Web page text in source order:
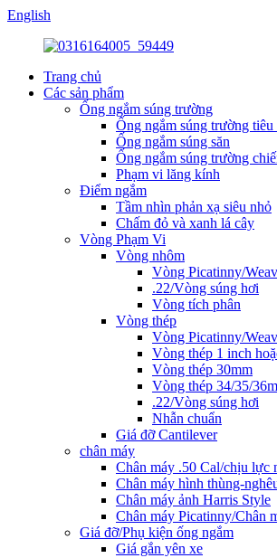
English
Trang chủ
Các sản phẩm
Ống ngắm súng trường
Ống ngắm súng trường tiêu
Ống ngắm súng săn
Ống ngắm súng trường
Phạm vi lăng kính
Điểm ngắm
Tầm nhìn phản xạ siêu nhỏ
Chấm đỏ và xanh lá cây
Vòng Phạm Vi
Vòng nhôm
Vòng Picatinny/
.22/Vòng súng hơi
Vòng tích phân
Vòng thép
Vòng Picatinny/
Vòng thép 1 inch
Vòng thép 30mm
Vòng thép 34/35/
.22/Vòng súng hơi
Nhẫn chuẩn
Giá đỡ Cantilever
chân máy
Chân máy .50 Cal/chịu lực
Chân máy hình thùng-
Chân máy ảnh Harris Style
Chân máy Picatinny/Chân
Giá đỡ/Phụ kiện ống ngắm
Giá gắn yên xe